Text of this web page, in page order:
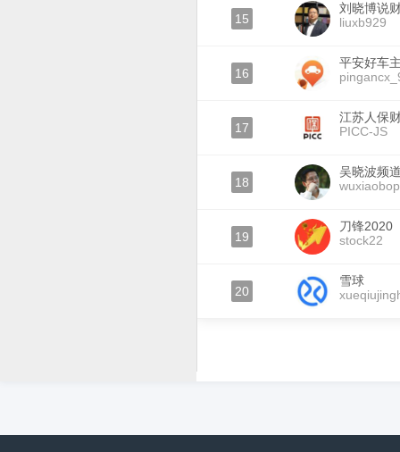
15
刘晓博说
liuxb929
16
平安好车
17
江苏人保
PICC-JS
18
吴晓波频
19
刀锋2020
stock22
20
雪球